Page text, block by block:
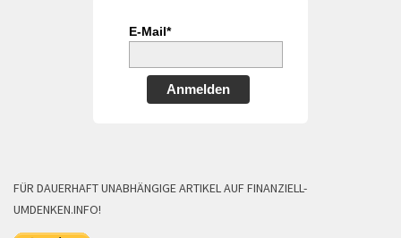
E-Mail*
Anmelden
FÜR DAUERHAFT UNABHÄNGIGE ARTIKEL AUF FINANZIELL-
UMDENKEN.INFO!